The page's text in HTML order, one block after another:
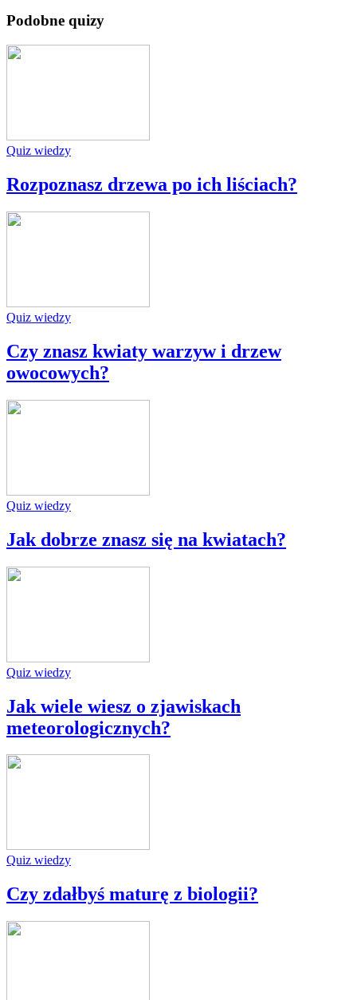
Podobne quizy
Quiz wiedzy
Rozpoznasz drzewa po ich liściach?
Quiz wiedzy
Czy znasz kwiaty warzyw i drzew
owocowych?
Quiz wiedzy
Jak dobrze znasz się na kwiatach?
Quiz wiedzy
Jak wiele wiesz o zjawiskach
meteorologicznych?
Quiz wiedzy
Czy zdałbyś maturę z biologii?